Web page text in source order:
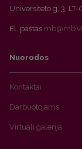
Universiteto g. 3, LT-
El. paštas
Nuorodos
Kontaktai
Darbuotojams
Virtuali galerija